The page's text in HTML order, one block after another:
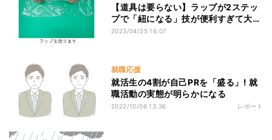
【道具は要らない】ラップが2ステッ
プで「紐になる」技が便利すぎて大注
目
2023/04/25 16:07
就職応援
就活生の4割が自己PRを「盛る」! 就
職活動の実態が明らかになる
2022/10/06 13:36 レポート